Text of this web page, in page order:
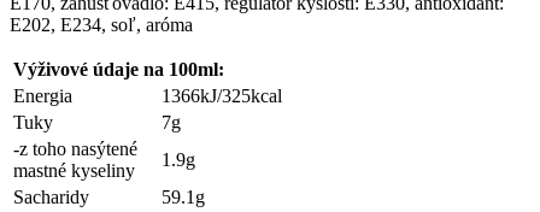
E202, E234, soľ, aróma
Výživové údaje na 100ml:
Energia
1366kJ/325kcal
Tuky
7g
-z toho nasýtené
mastné kyseliny
1.9g
Sacharidy
59.1g